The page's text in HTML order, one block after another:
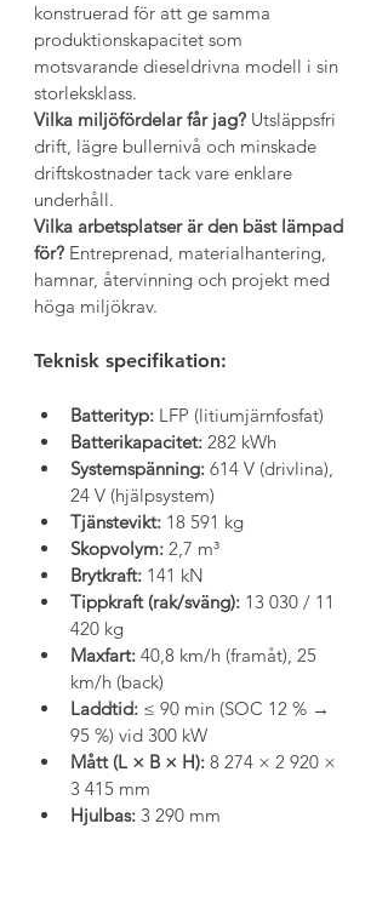
konstruerad för att ge samma
produktionskapacitet som
motsvarande dieseldrivna modell i sin
storleksklass.
Vilka miljöfördelar får jag? Utsläppsfri
drift, lägre bullernivå och minskade
driftskostnader tack vare enklare
underhåll.
Vilka arbetsplatser är den bäst lämpad
för? Entreprenad, materialhantering,
hamnar, återvinning och projekt med
höga miljökrav.
Teknisk specifikation:
Batterityp: LFP (litiumjärnfosfat)
Batterikapacitet: 282 kWh
Systemspänning: 614 V (drivlina),
24 V (hjälpsystem)
Tjänstevikt: 18 591 kg
Skopvolym: 2,7 m³
Brytkraft: 141 kN
Tippkraft (rak/sväng): 13 030 / 11
420 kg
Maxfart: 40,8 km/h (framåt), 25
km/h (back)
Laddtid: ≤ 90 min (SOC 12 % →
95 %) vid 300 kW
Mått (L × B × H): 8 274 × 2 920 ×
3 415 mm
Hjulbas: 3 290 mm